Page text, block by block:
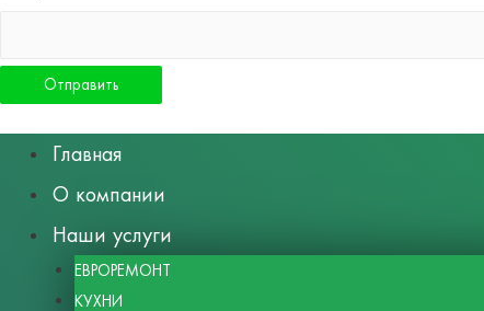
Главная
О компании
Наши услуги
ЕВРОРЕМОНТ
КУХНИ